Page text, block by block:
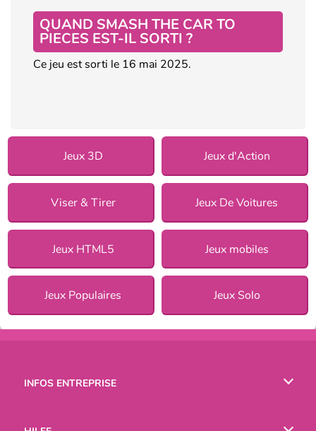
QUAND SMASH THE CAR TO
PIECES EST-IL SORTI ?
Ce jeu est sorti le 16 mai 2025.
Jeux 3D Jeux d'Action
Viser & Tirer Jeux De Voitures
Jeux HTML5 Jeux mobiles
Jeux Populaires Jeux Solo
INFOS ENTREPRISE